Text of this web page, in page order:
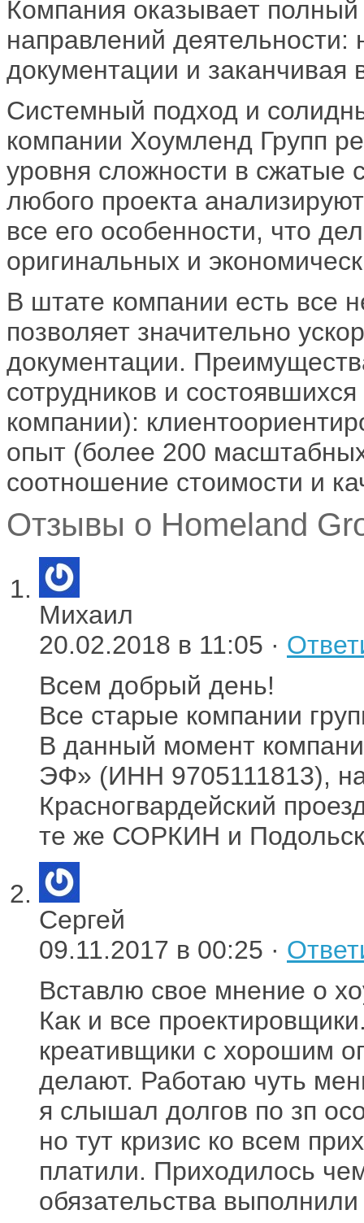
Компания оказывает полный
направлений деятельности:
документации и заканчивая
Системный подход и
компании Хоумленд Групп
уровня сложности в сжатые
любого проекта
все его особенности, что
оригинальных и
В штате компании есть все
позволяет значительно
документации.
сотрудников и
компании):
опыт (более 200
соотношение стоимости и
Отзывы о Homeland
Михаил
20.02.2018 в 11:05 ·
Всем добрый день!
Все старые компании
В данный момент
ЭФ» (ИНН 9705111813),
Красногвардейский
те же СОРКИН и
Сергей
09.11.2017 в 00:25 ·
Вставлю свое мнение о
Как и все
креативщики с хорошим
делают. Работаю чуть
я слышал долгов по зп
но тут кризис ко всем
платили. Приходилось
обязательства